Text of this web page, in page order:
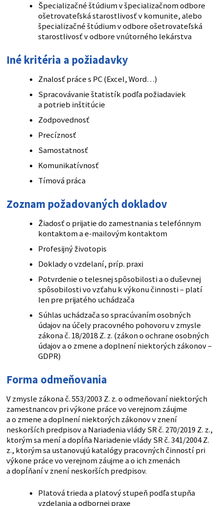
Špecializačné štúdium v špecializačnom odbore
ošetrovateľská starostlivosť v komunite, alebo
špecializačné štúdium v odbore ošetrovateľská
starostlivosť v odbore vnútorného lekárstva
Iné kritéria a požiadavky
Znalosť práce s PC (Excel, Word…)
Spracovávanie štatistík podľa požiadaviek
a potrieb inštitúcie
Zodpovednosť
Precíznosť
Samostatnosť
Komunikatívnosť
Tímová práca
Zoznam požadovaných dokladov
Žiadosť o prijatie do zamestnania s telefónnym
kontaktom a e-mailovým kontaktom
Profesijný životopis
Doklady o vzdelaní, príp. praxi
Potvrdenie o telesnej spôsobilosti a o duševnej
spôsobilosti vo vzťahu k výkonu činnosti – platí
len pre prijatého uchádzača
Súhlas uchádzača so spracúvaním osobných
údajov na účely pracovného pohovoru v zmysle
zákona č. 18/2018 Z. z. (zákon o ochrane osobných
údajov a o zmene a doplnení niektorých zákonov –
GDPR)
Forma odmeňovania
V zmysle zákona č. 553/2003 Z. z. o odmeňovaní niektorých
zamestnancov pri výkone práce vo verejnom záujme
a o zmene a doplnení niektorých zákonov v znení
neskorších predpisov a Nariadenia vlády SR č. 270/2019 Z. z.,
ktorým sa mení a dopĺňa Nariadenie vlády SR č. 341/2004 Z.
z., ktorým sa ustanovujú katalógy pracovných činností pri
výkone práce vo verejnom záujme a o ich zmenách
a dopĺňaní v znení neskorších predpisov.
Platová trieda a platový stupeň podľa stupňa
vzdelania a odbornej praxe